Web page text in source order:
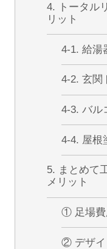
4. トータル
リット
4-1. 給湯
4-2. 玄関
4-3. バル
4-4. 屋根
5. まとめて
メリット
① 足場費
② デザイ